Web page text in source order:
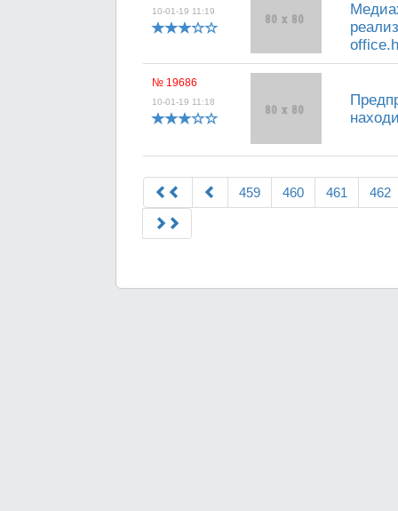
10-01-19 11:19
№ 19686
10-01-19 11:18
459 460 461 462